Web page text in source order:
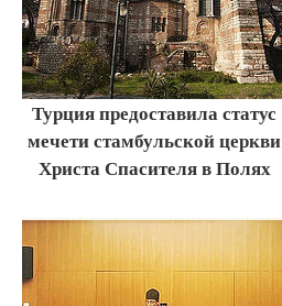
Турция предоставила статус
мечети стамбульской церкви
Христа Спасителя в Полях